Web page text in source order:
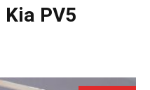
Kia PV5